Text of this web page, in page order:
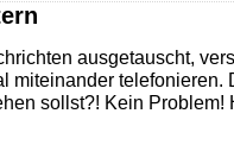
ausgetauscht,
miteinander telefonieren.
sollst?! Kein Problem!